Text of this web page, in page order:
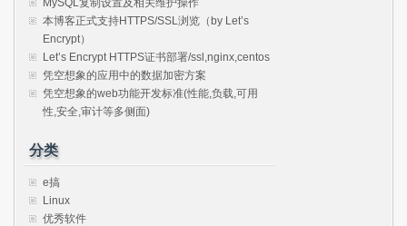
MySQL复制设置及相关维护操作
本博客正式支持HTTPS/SSL浏览（by Let’s
Encrypt）
Let’s Encrypt HTTPS证书部署/ssl,nginx,centos
凭空想象的应用中的数据加密方案
凭空想象的web功能开发标准(性能,负载,可用
性,安全,审计等多侧面)
分类
e搞
Linux
优秀软件